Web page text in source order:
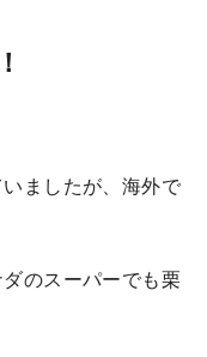
ましたが、海外で
のスーパーでも栗